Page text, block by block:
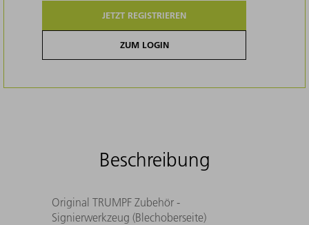
JETZT REGISTRIEREN
ZUM LOGIN
Beschreibung
Original TRUMPF Zubehör -
Signierwerkzeug (Blechoberseite)